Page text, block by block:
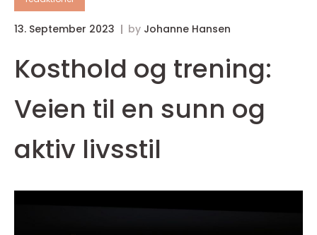
13. September 2023 by Johanne Hansen
Kosthold og trening:
Veien til en sunn og
aktiv livsstil